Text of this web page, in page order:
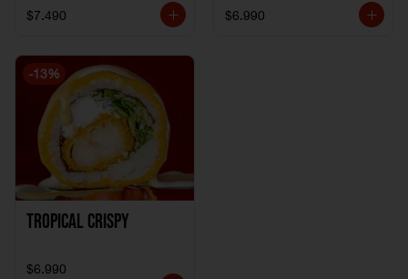
$7.490 $6.990
-13%
Tropical crispy
$6.990